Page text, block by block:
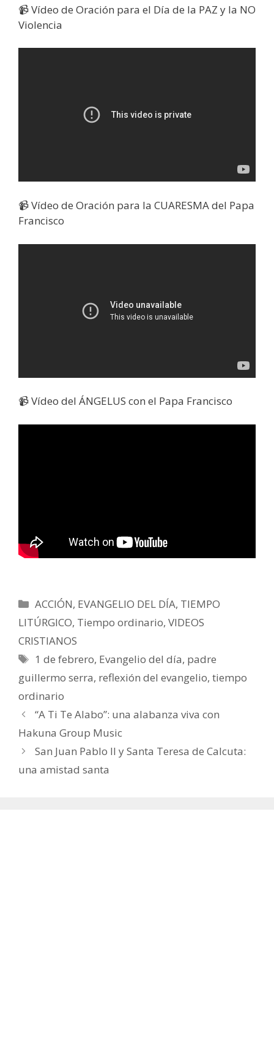
📹 Vídeo de Oración para el Día de la PAZ y la NO
Violencia
📹 Vídeo de Oración para la CUARESMA del Papa
Francisco
📹 Vídeo del ÁNGELUS con el Papa Francisco
Categorías
ACCIÓN, EVANGELIO DEL DÍA, TIEMPO
LITÚRGICO, Tiempo ordinario, VIDEOS
CRISTIANOS
Etiquetas
1 de febrero, Evangelio del día, padre
guillermo serra, reflexión del evangelio, tiempo
ordinario
“A Ti Te Alabo”: una alabanza viva con
Hakuna Group Music
San Juan Pablo II y Santa Teresa de Calcuta:
una amistad santa